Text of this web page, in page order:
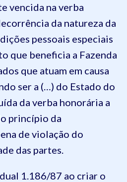
vencida na verba
da natureza da
pessoais especiais
que beneficia a Fazenda
que atuam em causa
ser a (…) do Estado do
da verba honorária a
princípio da
de violação do
das partes.
1.186/87 ao criar o